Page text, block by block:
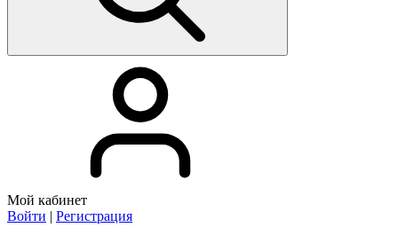
Мой кабинет
Войти | Регистрация